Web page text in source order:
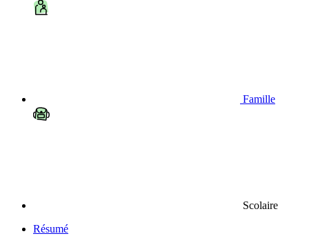
Famille
Scolaire
Résumé